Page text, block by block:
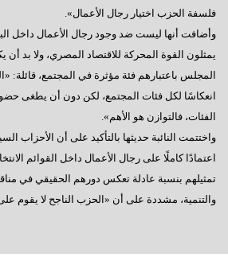
فلسفة الحزب اختيار رجال الأعمال».
وأضافت أنها ليست ضد وجود رجال الأعمال داخل
يمثلون القوة المحركة للاقتصاد المصري، ولا بد
المجلس باعتبارهم فئة مؤثرة في المجتمع، قائلة:
انعكاسًا لكل فئات المجتمع، لكن دون أن يطغى
الفئات، فالتوازن هو الأهم».
واختتمت النائبة حديثها بالتأكيد على أن الأحزاب
اعتمادًا كاملًا على رجال الأعمال داخل القوائم
تمثيلهم بنسبة عادلة تعكس دورهم الحقيقي في
والتنمية، مشددة على أن «الحزب الناجح لا يقوم